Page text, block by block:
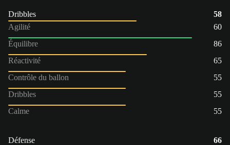
Dribbles
58
Agilité
60
Équilibre
86
Réactivité
65
Contrôle du ballon
55
Dribbles
55
Calme
55
Défense
66